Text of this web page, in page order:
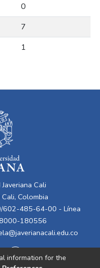
0
7
1
Cali
Colombia
485-64-00 - Línea
180556
information for the